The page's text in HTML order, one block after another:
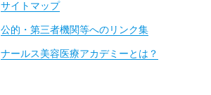
サイトマップ
公的・第三者機関等へのリンク集
ナールス美容医療アカデミーとは？